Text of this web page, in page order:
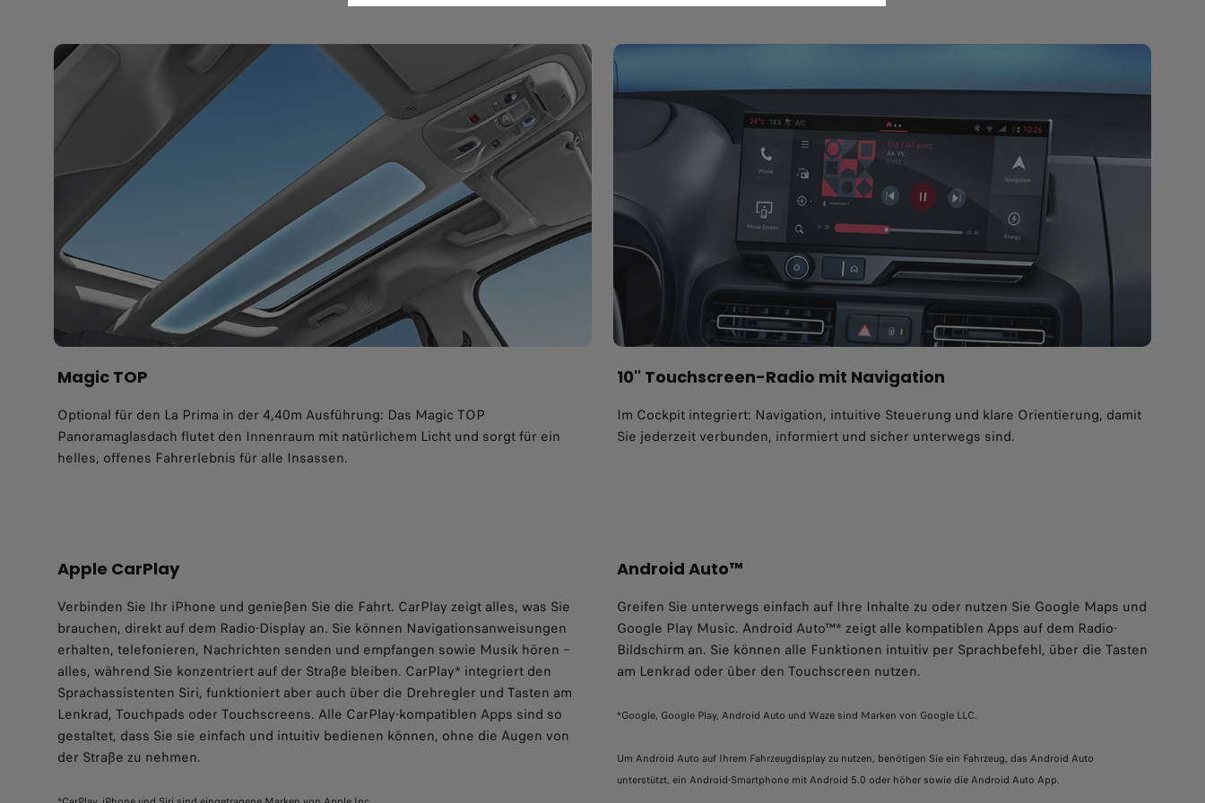
Magic TOP​
Optional für den La Prima in der 4,40m Ausführung: Das Magic TOP
Panoramaglasdach flutet den Innenraum mit natürlichem Licht und sorgt für ein
helles, offenes Fahrerlebnis für alle Insassen.
10'' Touchscreen-Radio mit Navigation​
Im Cockpit integriert: Navigation, intuitive Steuerung und klare Orientierung, damit
Sie jederzeit verbunden, informiert und sicher unterwegs sind.
Apple CarPlay
Verbinden Sie Ihr iPhone und genießen Sie die Fahrt. CarPlay zeigt alles, was Sie
brauchen, direkt auf dem Radio-Display an. Sie können Navigationsanweisungen
erhalten, telefonieren, Nachrichten senden und empfangen sowie Musik hören –
alles, während Sie konzentriert auf der Straße bleiben. CarPlay* integriert den
Sprachassistenten Siri, funktioniert aber auch über die Drehregler und Tasten am
Lenkrad, Touchpads oder Touchscreens. Alle CarPlay-kompatiblen Apps sind so
gestaltet, dass Sie sie einfach und intuitiv bedienen können, ohne die Augen von
der Straße zu nehmen.
Android Auto™
Greifen Sie unterwegs einfach auf Ihre Inhalte zu oder nutzen Sie Google Maps und
Google Play Music. Android Auto™* zeigt alle kompatiblen Apps auf dem Radio-
Bildschirm an. Sie können alle Funktionen intuitiv per Sprachbefehl, über die Tasten
am Lenkrad oder über den Touchscreen nutzen.
*Google, Google Play, Android Auto und Waze sind Marken von Google LLC.
Um Android Auto auf Ihrem Fahrzeugdisplay zu nutzen, benötigen Sie ein Fahrzeug, das Android Auto
unterstützt, ein Android-Smartphone mit Android 5.0 oder höher sowie die Android Auto App.